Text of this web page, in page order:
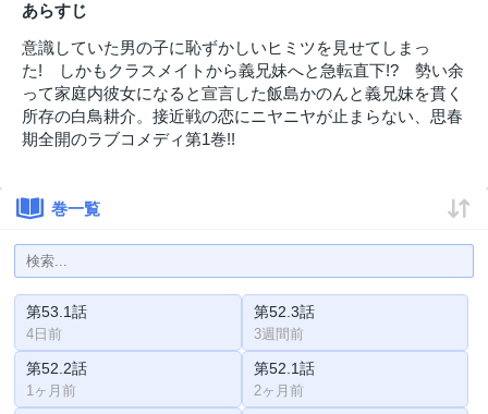
あらすじ
意識していた男の子に恥ずかしいヒミツを見せてしまっ
た! しかもクラスメイトから義兄妹へと急転直下!? 勢い余
って家庭内彼女になると宣言した飯島かのんと義兄妹を貫く
所存の白鳥耕介。接近戦の恋にニヤニヤが止まらない、思春
期全開のラブコメディ第1巻!!
巻一覧
第53.1話
4日前
第52.3話
3週間前
第52.2話
1ヶ月前
第52.1話
2ヶ月前